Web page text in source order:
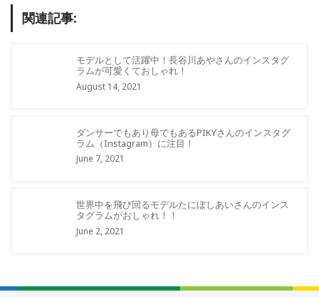
関連記事:
モデルとして活躍中！長谷川あやさんのインスタグ
ラムが可愛くておしゃれ！
August 14, 2021
ダンサーでもあり母でもあるPIKYさんのインスタグ
ラム（Instagram）に注目！
June 7, 2021
世界中を飛び回るモデルたにぼしあいさんのインス
タグラムがおしゃれ！！
June 2, 2021